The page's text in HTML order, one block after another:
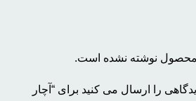
محصول نوشته نشده است.
را ارسال می کنید برای “آچار